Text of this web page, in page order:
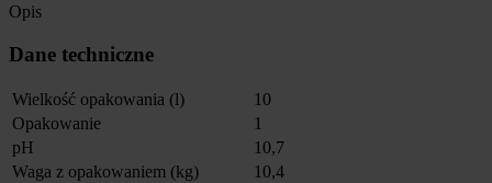
Opis
Dane techniczne
Wielkość opakowania (l)
10
Opakowanie
1
pH
10,7
Waga z opakowaniem (kg)
10,4